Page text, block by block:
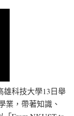
雄科技大學13日舉
業，帶著知識、